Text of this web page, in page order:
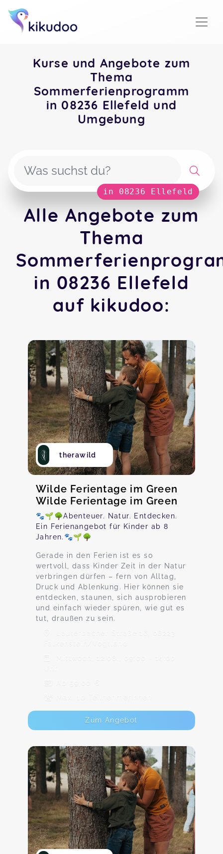
Kurse und Angebote zum
Thema
Sommerferienprogramm
in 08236 Ellefeld und
Umgebung
in 08236 Ellefeld
Alle Angebote zum
Thema
in 08236 Ellefeld
auf kikudoo:
therawild
Wilde Ferientage im Green
Wilde Ferientage im Green
🐾🌱🌳Abenteuer. Natur. Entdecken.
Ein Ferienangebot für Kinder ab 8
Jahren.🐾🌱🌳
Gerade in den Ferien ist es so
wertvoll, dass Kinder Zeit in der Natur
verbringen dürfen – fern von Alltag,
Druck und Ablenkung. Hier können sie
entdecken, staunen, sich ausprobieren
und einfach wieder spüren, wie gut es
tut, draußen zu sein.
Lauterbacher Straße 16, 08223
Falkenstein/Vogtland
Mittwoch, 12.08., 09:00 - 14:00
Ab 59,00 €
Max. 10 TeilnehmerInnen
Zum Angebot